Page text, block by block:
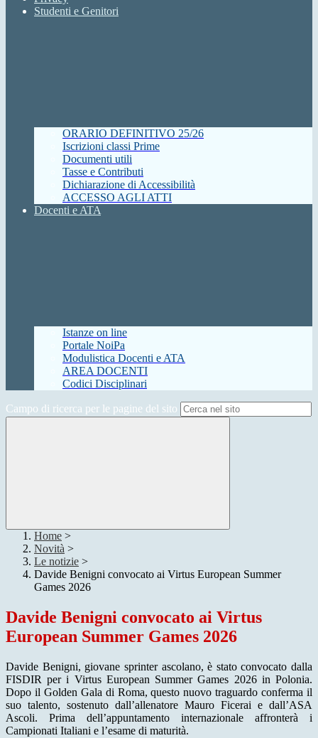
Studenti e Genitori
ORARIO DEFINITIVO 25/26
Iscrizioni classi Prime
Documenti utili
Tasse e Contributi
Dichiarazione di Accessibilità
ACCESSO AGLI ATTI
Docenti e ATA
Istanze on line
Portale NoiPa
Modulistica Docenti e ATA
AREA DOCENTI
Codici Disciplinari
Campo di ricerca per le pagine del sito
Home >
Novità >
Le notizie >
Davide Benigni convocato ai Virtus European Summer
Games 2026
Davide Benigni convocato ai Virtus
European Summer Games 2026
Davide Benigni, giovane sprinter ascolano, è stato convocato dalla
FISDIR per i Virtus European Summer Games 2026 in Polonia.
Dopo il Golden Gala di Roma, questo nuovo traguardo conferma il
suo talento, sostenuto dall’allenatore Mauro Ficerai e dall’ASA
Ascoli. Prima dell’appuntamento internazionale affronterà i
Campionati Italiani e l’esame di maturità.